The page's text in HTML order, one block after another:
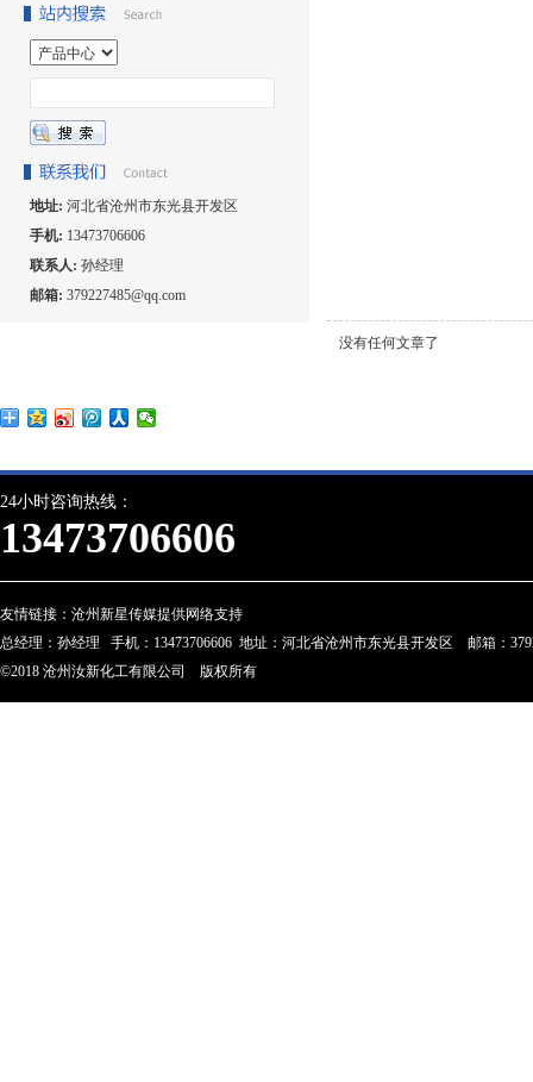
地址: 河北省沧州市东光县开发区
手机: 13473706606
联系人: 孙经理
邮箱: 379227485@qq.com
没有任何文章了
24小时咨询热线：
13473706606
友情链接： 沧州新星传媒提供网络支持
总经理：孙经理 手机：13473706606 地址：河北省沧州市东光县开发区 邮箱：
©2018 沧州汝新化工有限公司 版权所有